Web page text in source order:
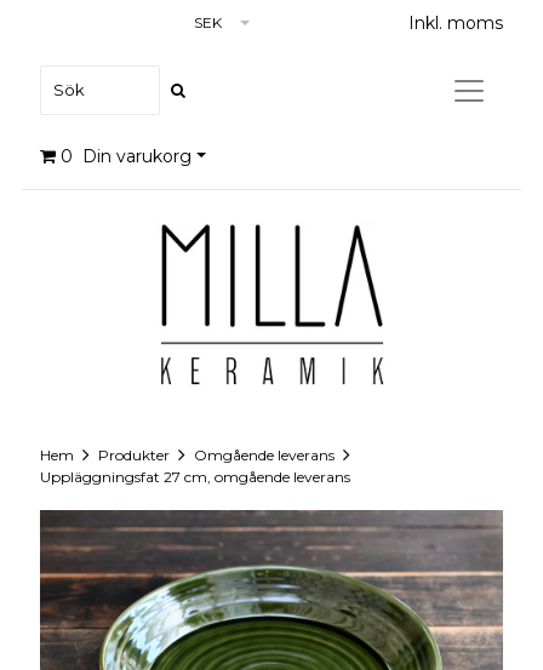
SEK Inkl. moms
0 Din varukorg
Hem Produkter
Omgående leverans
Uppläggningsfat 27 cm, omgående leverans